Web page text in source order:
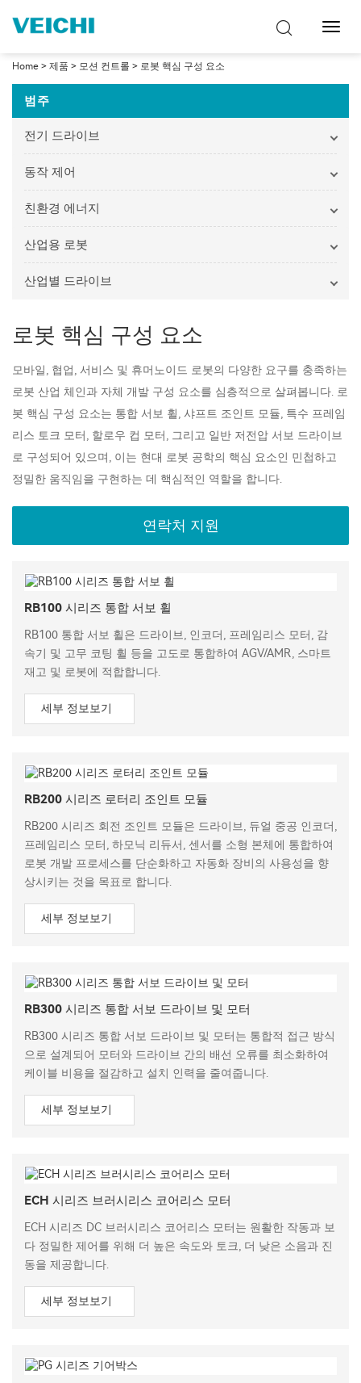
탐
Home > 제품 > 모션 컨트롤 > 로봇 핵심 구성 요소
범주
전기 드라이브
동작 제어
친환경 에너지
산업용 로봇
산업별 드라이브
로봇 핵심 구성 요소
모바일, 협업, 서비스 및 휴머노이드 로봇의 다양한 요구를 충족하는
로봇 산업 체인과 자체 개발 구성 요소를 심층적으로 살펴봅니다. 로
봇 핵심 구성 요소는 통합 서보 휠, 샤프트 조인트 모듈, 특수 프레임
리스 토크 모터, 할로우 컵 모터, 그리고 일반 저전압 서보 드라이브
로 구성되어 있으며, 이는 현대 로봇 공학의 핵심 요소인 민첩하고
정밀한 움직임을 구현하는 데 핵심적인 역할을 합니다.
연락처 지원
RB100 시리즈 통합 서보 휠
RB100 통합 서보 휠은 드라이브, 인코더, 프레임리스 모터, 감
속기 및 고무 코팅 휠 등을 고도로 통합하여 AGV/AMR, 스마트
재고 및 로봇에 적합합니다.
세부 정보보기
RB200 시리즈 로터리 조인트 모듈
RB200 시리즈 회전 조인트 모듈은 드라이브, 듀얼 중공 인코더,
프레임리스 모터, 하모닉 리듀서, 센서를 소형 본체에 통합하여
로봇 개발 프로세스를 단순화하고 자동화 장비의 사용성을 향
상시키는 것을 목표로 합니다.
세부 정보보기
RB300 시리즈 통합 서보 드라이브 및 모터
RB300 시리즈 통합 서보 드라이브 및 모터는 통합적 접근 방식
으로 설계되어 모터와 드라이브 간의 배선 오류를 최소화하여
케이블 비용을 절감하고 설치 인력을 줄여줍니다.
세부 정보보기
ECH 시리즈 브러시리스 코어리스 모터
ECH 시리즈 DC 브러시리스 코어리스 모터는 원활한 작동과 보
다 정밀한 제어를 위해 더 높은 속도와 토크, 더 낮은 소음과 진
동을 제공합니다.
세부 정보보기